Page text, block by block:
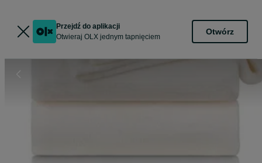
Przejdź do aplikacji
Otwieraj OLX jednym tapnięciem
Otwórz